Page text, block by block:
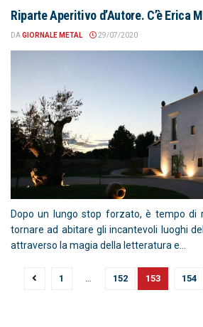
Riparte Aperitivo d’Autore. C’è Erica
DAGIORNALE METAL 29/07/2020
Dopo un lungo stop forzato, è tempo di
tornare ad abitare gli incantevoli luoghi
attraverso la magia della letteratura e...
1 … 152 153 154